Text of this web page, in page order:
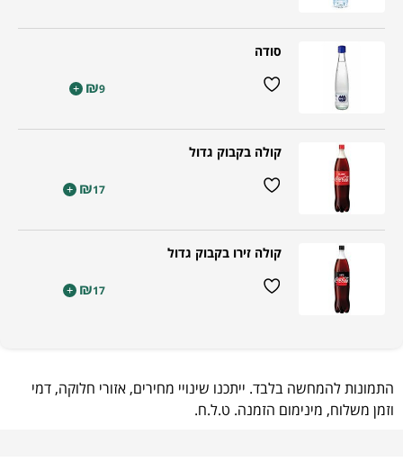
סודה
₪9
+
קולה בקבוק גדול
₪17
+
קולה זירו בקבוק גדול
₪17
+
התמונות להמחשה בלבד. ייתכנו שינויי מחירים, אזורי חלוקה, דמי
וזמן משלוח, מינימום הזמנה. ט.ל.ח.